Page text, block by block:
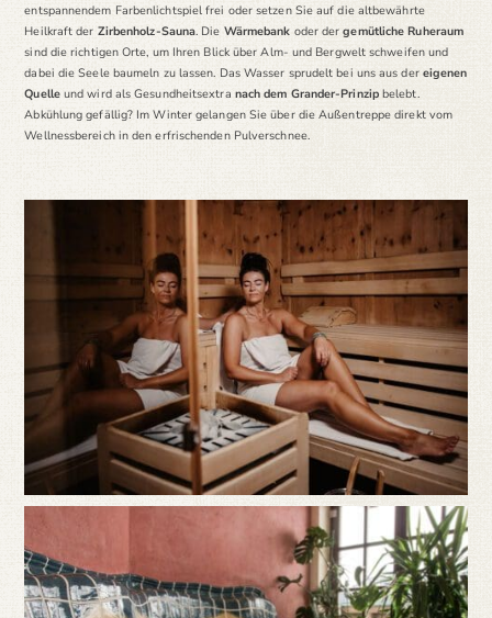
entspannendem Farbenlichtspiel frei oder setzen Sie auf die altbewährte
Heilkraft der Zirbenholz-Sauna. Die Wärmebank oder dergemütliche Ruheraum
sind die richtigen Orte, um Ihren Blick über Alm- und Bergwelt schweifen und
dabei die Seele baumeln zu lassen. Das Wasser sprudelt bei uns aus der eigenen
Quelleund wird als Gesundheitsextra nach dem Grander-Prinzipbelebt.
Abkühlung gefällig? Im Winter gelangen Sie über die Außentreppe direkt vom
Wellnessbereich in den erfrischenden Pulverschnee.